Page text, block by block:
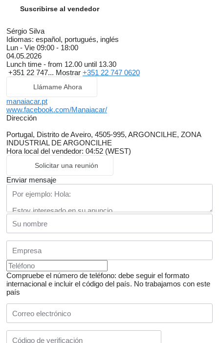
Suscribirse al vendedor
Sérgio Silva
Idiomas: español, portugués, inglés
Lun - Vie 09:00 - 18:00
04.05.2026
Lunch time - from 12.00 until 13.30
+351 22 747... Mostrar +351 22 747 0620
Llámame Ahora
manaiacar.pt
www.facebook.com/Manaiacar/
Dirección
Portugal, Distrito de Aveiro, 4505-995, ARGONCILHE, ZONA
INDUSTRIAL DE ARGONCILHE
Hora local del vendedor: 04:52 (WEST)
Solicitar una reunión
Enviar mensaje
Compruebe el número de teléfono: debe seguir el formato
internacional e incluir el código del país. No trabajamos con este
país